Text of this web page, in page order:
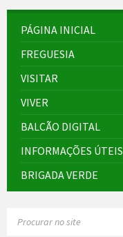
PÁGINA INICIAL
FREGUESIA
VISITAR
VIVER
BALCÃO DIGITAL
INFORMAÇÕES ÚTEIS
BRIGADA VERDE